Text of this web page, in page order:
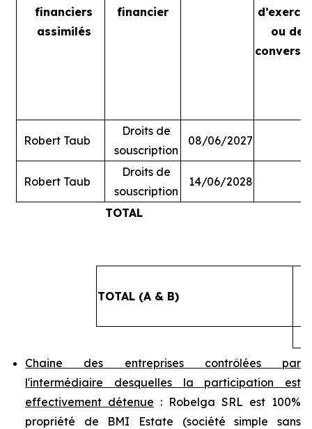
financiers
assimilés
financier
ou de
Robert Taub
Droits de
souscription
08/06/2027
Robert Taub
Droits de
souscription
14/06/2028
TOTAL
TOTAL (A & B)
Chaine des entreprises contrôlées par
l'intermédiaire desquelles la participation est
effectivement détenue : Robelga SRL est 100%
propriété de BMI Estate (société simple sans